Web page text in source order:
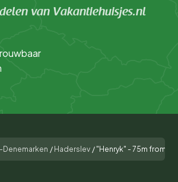
van Vakantiehuisjes.nl
Denemarken / Haderslev / "Henryk" - 75m from